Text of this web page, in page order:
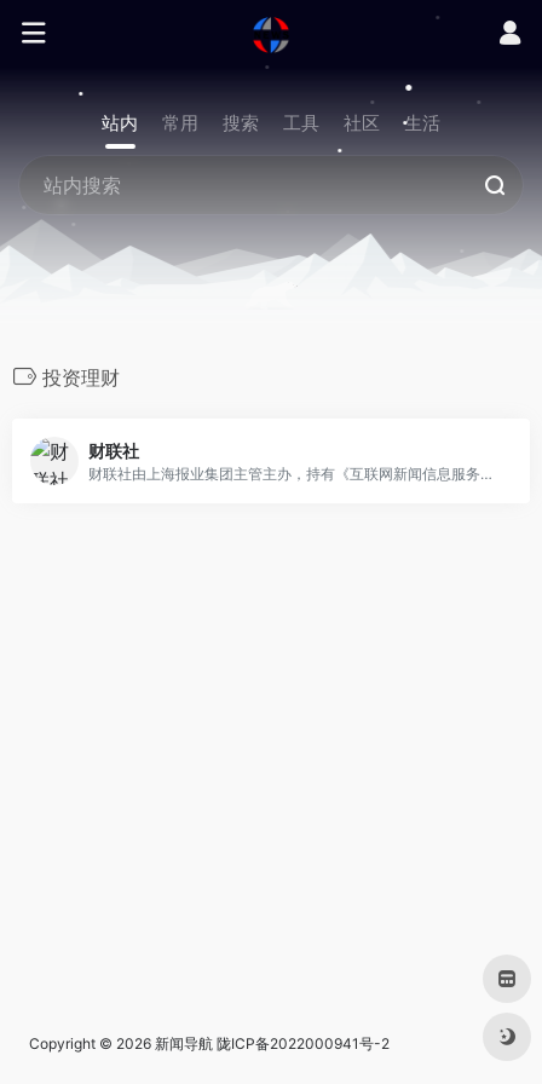
站内 常用 搜索 工具 社区 生活
投资理财
财联社
财联社由上海报业集团主管主办，持有《互联网新闻信息服务许可证》的主流财经新闻集团和财经通讯社。
Copyright © 2026 新闻导航 陇ICP备2022000941号-2